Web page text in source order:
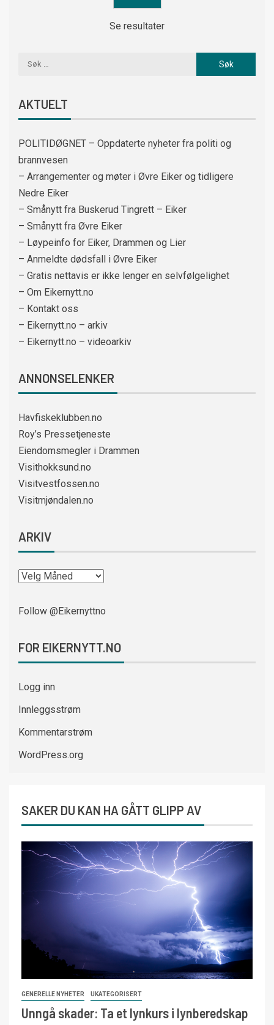
Se resultater
AKTUELT
POLITIDØGNET – Oppdaterte nyheter fra politi og
brannvesen
– Arrangementer og møter i Øvre Eiker og tidligere
Nedre Eiker
– Smånytt fra Buskerud Tingrett – Eiker
– Smånytt fra Øvre Eiker
– Løypeinfo for Eiker, Drammen og Lier
– Anmeldte dødsfall i Øvre Eiker
– Gratis nettavis er ikke lenger en selvfølgelighet
– Om Eikernytt.no
– Kontakt oss
– Eikernytt.no – arkiv
– Eikernytt.no – videoarkiv
ANNONSELENKER
Havfiskeklubben.no
Roy’s Pressetjeneste
Eiendomsmegler i Drammen
Visithokksund.no
Visitvestfossen.no
Visitmjøndalen.no
ARKIV
Follow @Eikernyttno
FOR EIKERNYTT.NO
Logg inn
Innleggsstrøm
Kommentarstrøm
WordPress.org
SAKER DU KAN HA GÅTT GLIPP AV
GENERELLE NYHETER UKATEGORISERT
Unngå skader: Ta et lynkurs i lynberedskap